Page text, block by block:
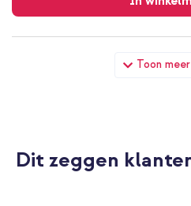
Toon
imoshion Design Softcase
Stars Gold + Wall Charger -
Dit zeggen